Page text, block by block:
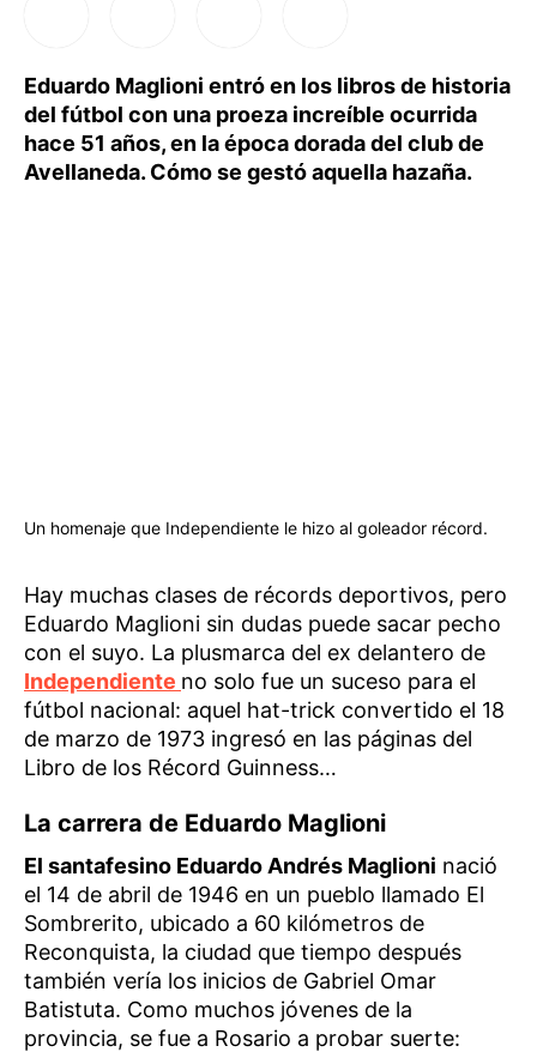
Eduardo Maglioni entró en los libros de historia
del fútbol con una proeza increíble ocurrida
hace 51 años, en la época dorada del club de
Avellaneda. Cómo se gestó aquella hazaña.
Un homenaje que Independiente le hizo al goleador récord.
Hay muchas clases de récords deportivos, pero
Eduardo Maglioni sin dudas puede sacar pecho
con el suyo. La plusmarca del ex delantero de
Independiente no solo fue un suceso para el
fútbol nacional: aquel hat-trick convertido el 18
de marzo de 1973 ingresó en las páginas del
Libro de los Récord Guinness…
La carrera de Eduardo Maglioni
El santafesino Eduardo Andrés Maglioni nació
el 14 de abril de 1946 en un pueblo llamado El
Sombrerito, ubicado a 60 kilómetros de
Reconquista, la ciudad que tiempo después
también vería los inicios de Gabriel Omar
Batistuta. Como muchos jóvenes de la
provincia, se fue a Rosario a probar suerte: